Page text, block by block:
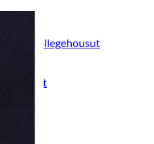
ja collegehousut